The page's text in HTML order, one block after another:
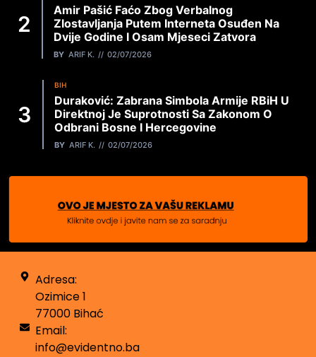
Amir Pašić Faćo Zbog Verbalnog
Zlostavljanja Putem Interneta Osuđen Na
Dvije Godine I Osam Mjeseci Zatvora
BY ARIF K. 02/07/2026
BIH
Duraković: Zabrana Simbola Armije RBiH U
Direktnoj Je Suprotnosti Sa Zakonom O
Odbrani Bosne I Hercegovine
BY ARIF K. 02/07/2026
Adresa:
Ozimice 1
77000 Bihać
Email:
info@evidentno.ba